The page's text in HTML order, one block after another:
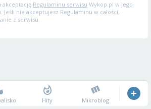
akceptację Regulaminu serwisu Wykop.pl w jego
nie akceptujesz Regulaminu w całości,
z serwisu.
Hity Mikroblog